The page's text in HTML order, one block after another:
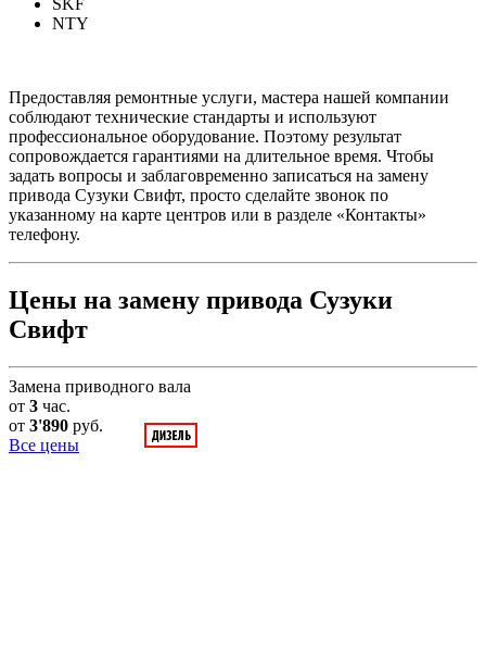
SKF
NTY
Предоставляя ремонтные услуги, мастера нашей компании
соблюдают технические стандарты и используют
профессиональное оборудование. Поэтому результат
сопровождается гарантиями на длительное время. Чтобы
задать вопросы и заблаговременно записаться на замену
привода Сузуки Свифт, просто сделайте звонок по
указанному на карте центров или в разделе «Контакты»
телефону.
Цены на замену привода Сузуки
Свифт
Замена приводного вала
от 3 час.
от 3'890 руб.
Все цены